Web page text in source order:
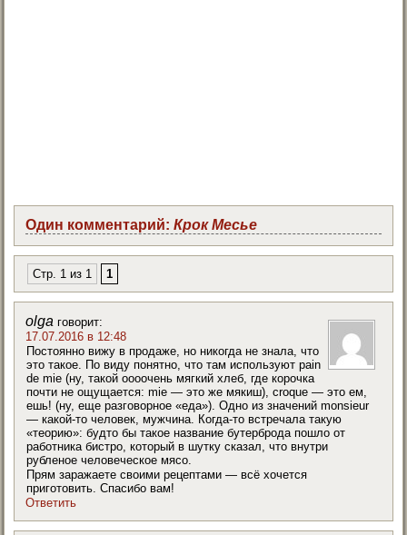
Один комментарий:Крок Месье
Стр. 1 из 1 1
olga говорит:
17.07.2016 в 12:48
Постоянно вижу в продаже, но никогда не знала, что
это такое. По виду понятно, что там используют pain
de mie (ну, такой оооочень мягкий хлеб, где корочка
почти не ощущается: mie — это же мякиш), croque — это ем,
ешь! (ну, еще разговорное «еда»). Одно из значений monsieur
— какой-то человек, мужчина. Когда-то встречала такую
«теорию»: будто бы такое название бутерброда пошло от
работника бистро, который в шутку сказал, что внутри
рубленое человеческое мясо.
Прям заражаете своими рецептами — всё хочется
приготовить. Спасибо вам!
Ответить